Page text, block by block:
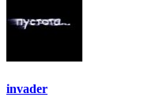
invader